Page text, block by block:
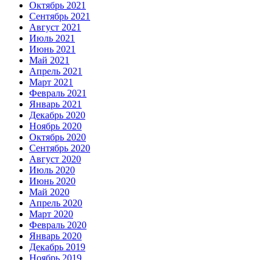
Октябрь 2021
Сентябрь 2021
Август 2021
Июль 2021
Июнь 2021
Май 2021
Апрель 2021
Март 2021
Февраль 2021
Январь 2021
Декабрь 2020
Ноябрь 2020
Октябрь 2020
Сентябрь 2020
Август 2020
Июль 2020
Июнь 2020
Май 2020
Апрель 2020
Март 2020
Февраль 2020
Январь 2020
Декабрь 2019